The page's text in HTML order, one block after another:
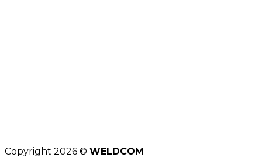
Copyright 2026 © WELDCOM